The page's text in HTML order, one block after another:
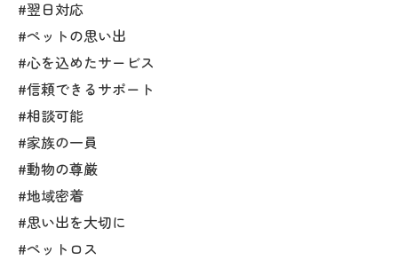
#翌日対応
#ペットの思い出
#心を込めたサービス
#信頼できるサポート
#相談可能
#家族の一員
#動物の尊厳
#地域密着
#思い出を大切に
#ペットロス